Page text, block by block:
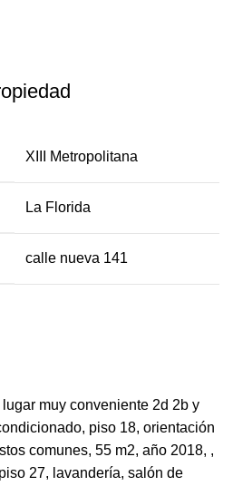
XIII Metropolitana
La Florida
calle nueva 141
muy conveniente 2d 2b y
piso 18, orientación
comunes, 55 m2, año 2018, ,
27, lavandería, salón de